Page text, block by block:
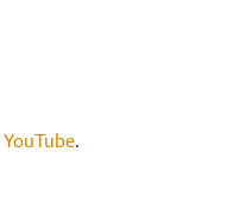
YouTube.